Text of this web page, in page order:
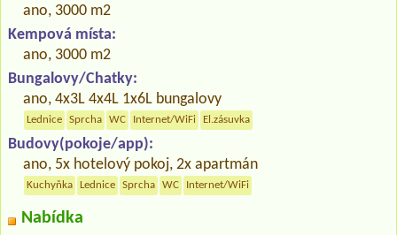
ano, 3000 m2
Kempová místa:
ano, 3000 m2
Bungalovy/Chatky:
ano, 4x3L 4x4L 1x6L bungalovy
Lednice Sprcha WC Internet/WiFi El.zásuvka
Budovy(pokoje/app):
ano, 5x hotelový pokoj, 2x apartmán
Kuchyňka Lednice Sprcha WC Internet/WiFi
Nabídka